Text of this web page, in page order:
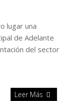
lugar una
de Adelante
del sector
Leer Más